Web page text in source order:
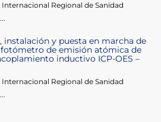
Regional de Sanidad
instalación y puesta en marcha de
de emisión atómica de
inductivo ICP-OES –
Regional de Sanidad